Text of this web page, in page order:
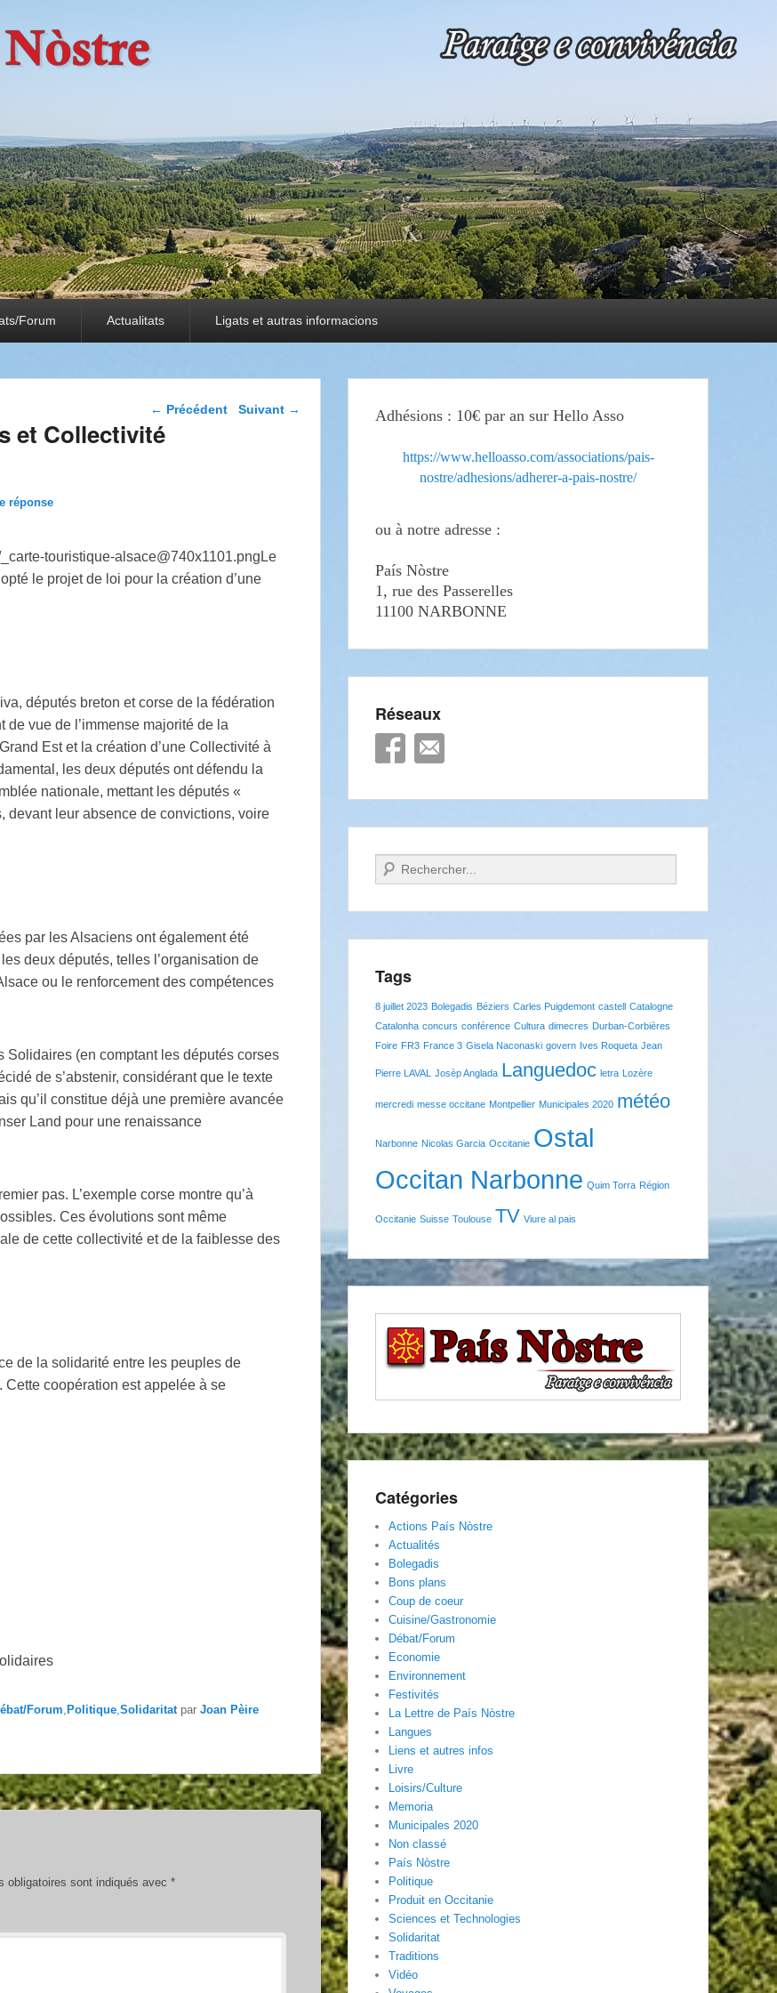
Forum Actualitats Ligats et autras informacions
Navigation dans les
← Précédent Suivant →
et Collectivité
réponse
Le
le projet de loi pour la création d’une
députés breton et corse de la fédération
vue de l’immense majorité de la
Est et la création d’une Collectivité à
les deux députés ont défendu la
nationale, mettant les députés «
devant leur absence de convictions, voire
par les Alsaciens ont également été
deux députés, telles l’organisation de
ou le renforcement des compétences
(en comptant les députés corses
de s’abstenir, considérant que le texte
qu’il constitue déjà une première avancée
Land pour une renaissance
pas. L’exemple corse montre qu’à
Ces évolutions sont même
de cette collectivité et de la faiblesse des
de la solidarité entre les peuples de
Cette coopération est appelée à se
Forum Politique Solidaritat par Joan Pèire
obligatoires sont indiqués avec *
Adhésions : 10€ par an sur Hello Asso
https://www.helloasso.com/associations/pais-
nostre/adhesions/adherer-a-pais-nostre/
ou à notre adresse :
País Nòstre
1, rue des Passerelles
11100 NARBONNE
Réseaux
Recherche
Tags
8 juillet 2023 Bolegadis Béziers Carles Puigdemont castell Catalogne
Catalonha concurs conférence Cultura dimecres Durban-Corbières
Foire FR3 France 3 Gisela Naconaski govern Ives Roqueta Jean
Pierre LAVAL Josèp Anglada Languedoc letra Lozère
mercredi messe occitane Montpellier Municipales 2020 météo
Narbonne Nicolas Garcia Occitanie Ostal
Occitan Narbonne Quim Torra Région
Occitanie Suisse Toulouse TV Viure al pais
Catégories
Actions País Nòstre
Actualités
Bolegadis
Bons plans
Coup de coeur
Cuisine/Gastronomie
Débat/Forum
Economie
Environnement
Festivités
La Lettre de País Nòstre
Langues
Liens et autres infos
Livre
Loisirs/Culture
Memoria
Municipales 2020
Non classé
País Nòstre
Politique
Produit en Occitanie
Sciences et Technologies
Solidaritat
Traditions
Vidéo